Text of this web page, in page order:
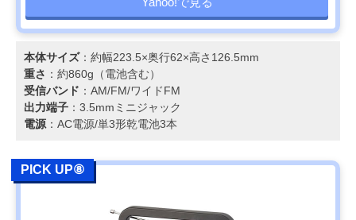
本体サイズ：約幅223.5×奥行62×高さ126.5mm
重さ ：約860g（電池含む）
受信バンド ：AM/FM/ワイドFM
出力端子 ：3.5mmミニジャック
電源 ：AC電源/単3形乾電池3本
PICK UP⑧